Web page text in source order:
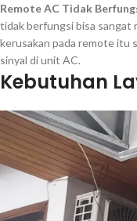
Remote AC Tidak
tidak berfungsi bisa sangat
kerusakan pada remote itu
sinyal di unit AC.
Kebutuhan